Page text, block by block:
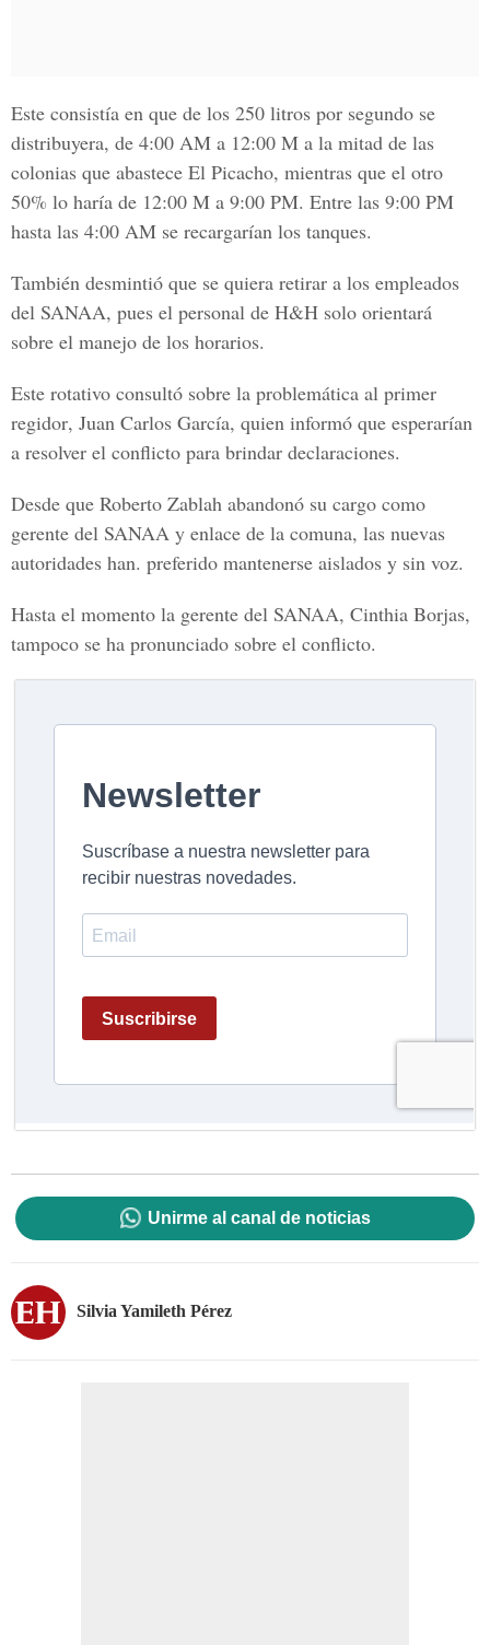
Este consistía en que de los 250 litros por segundo se
distribuyera, de 4:00 AM a 12:00 M a la mitad de las
colonias que abastece El Picacho, mientras que el otro
50% lo haría de 12:00 M a 9:00 PM. Entre las 9:00 PM
hasta las 4:00 AM se recargarían los tanques.
También desmintió que se quiera retirar a los empleados
del SANAA, pues el personal de H&H solo orientará
sobre el manejo de los horarios.
Este rotativo consultó sobre la problemática al primer
regidor, Juan Carlos García, quien informó que esperarían
a resolver el conflicto para brindar declaraciones.
Desde que Roberto Zablah abandonó su cargo como
gerente del SANAA y enlace de la comuna, las nuevas
autoridades han. preferido mantenerse aislados y sin voz.
Hasta el momento la gerente del SANAA, Cinthia Borjas,
tampoco se ha pronunciado sobre el conflicto.
Unirme al canal de noticias
Silvia Yamileth Pérez